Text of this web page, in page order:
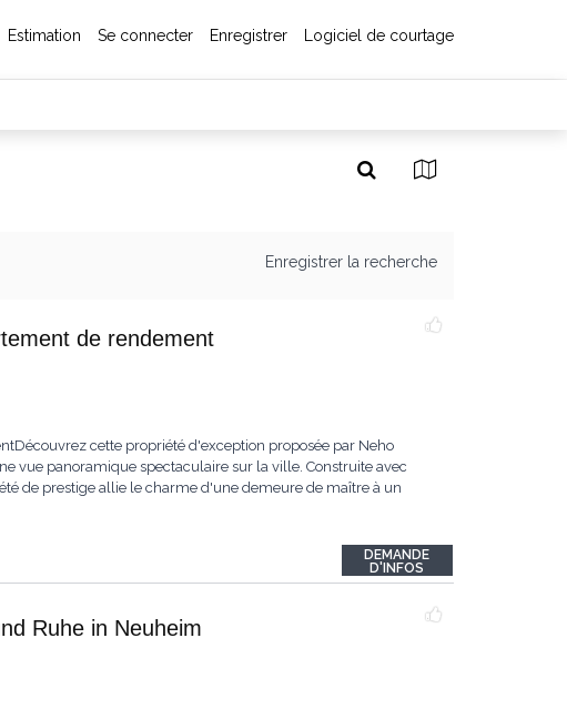
Estimation Se connecter Enregistrer Logiciel de courtage
Enregistrer la recherche
de rendement
cette propriété d'exception proposée par Neho
vue panoramique spectaculaire sur la ville. Construite avec
de prestige allie le charme d'une demeure de maître à un
DEMANDE
D'INFOS
Ruhe in Neuheim